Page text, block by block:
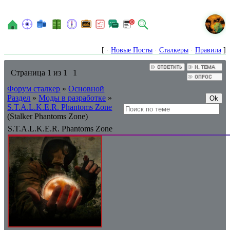
N
[ · Новые Посты · Сталкеры · Правила ]
Страница 1 из 1
1
Форум сталкер » Основной
Раздел » Моды в разработке »
S.T.A.L.K.E.R. Phantoms Zone
(Stalker Phantoms Zone)
S.T.A.L.K.E.R. Phantoms Zone